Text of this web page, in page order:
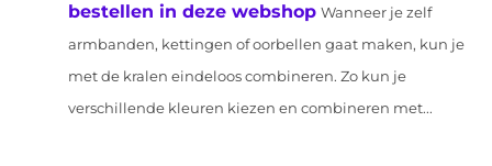
bestellen in deze webshop Wanneer je zelf
armbanden, kettingen of oorbellen gaat maken, kun je
met de kralen eindeloos combineren. Zo kun je
verschillende kleuren kiezen en combineren met...